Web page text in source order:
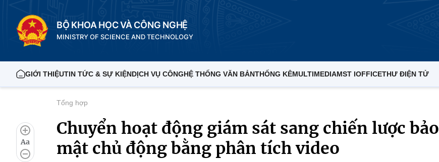
BỘ KHOA HỌC VÀ CÔNG NGHỆ
MINISTRY OF SCIENCE AND TECHNOLOGY
GIỚI THIỆUTIN TỨC & SỰ KIỆNDỊCH VỤ CÔNGHỆ THỐNG VĂN BẢNTHỐNG KÊMULTIMEDIAMST IOFFICETHƯ ĐIỆN TỬ
Aa
Tổng hợp
Chuyển hoạt động giám sát sang chiến lược bảo
mật chủ động bằng phân tích video